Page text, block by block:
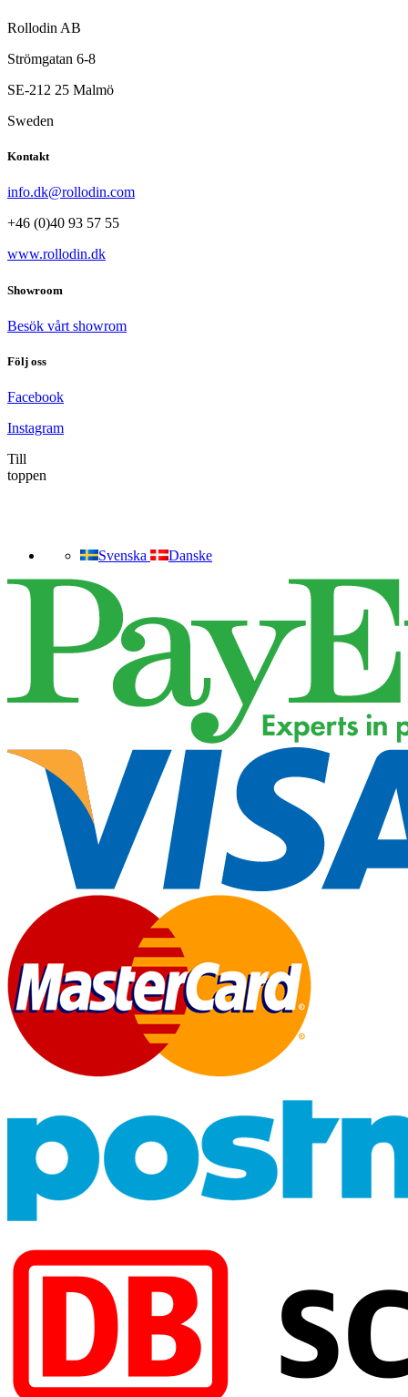
Rollodin AB
Strömgatan 6-8
SE-212 25 Malmö
Sweden
Kontakt
info.dk@rollodin.com
+46 (0)40 93 57 55
www.rollodin.dk
Showroom
Besök vårt showrom
Följ oss
Facebook
Instagram
Till
toppen
Svenska Danske